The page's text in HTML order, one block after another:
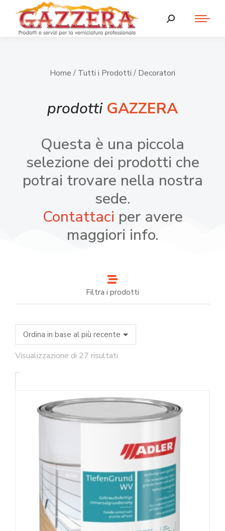
Home / Tutti i Prodotti / Decoratori
prodotti GAZZERA
Questa è una piccola
selezione dei prodotti che
potrai trovare nella nostra
sede.
Contattaci per avere
maggiori info.
Filtra i prodotti
Visualizzazione di 27 risultati